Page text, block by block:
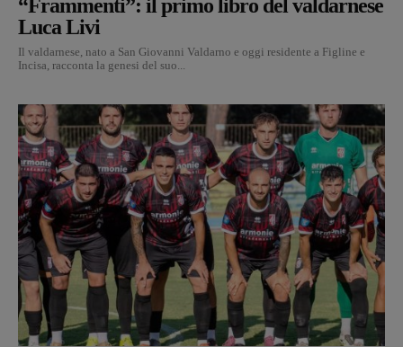
“Frammenti”: il primo libro del valdarnese
Luca Livi
Il valdarnese, nato a San Giovanni Valdarno e oggi residente a Figline e
Incisa, racconta la genesi del suo...